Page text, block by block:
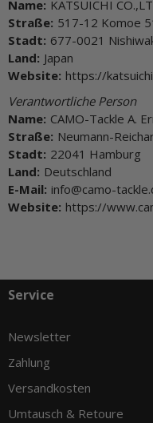
Name: KATSUICHI
Straße: 517-12 Komoe
Stadt: 677-0021
Land: Japan
Website: https://
Verantwortliche Person
Name: CAMO-Tackle A.
Straße: Neumann-
Stadt: 22041 Hamburg
Land: Deutschland
E-Mail: info@camo-
Website: https://
Service
Newsletter
Zahlung
Versandkosten
Umtausch & Retoure